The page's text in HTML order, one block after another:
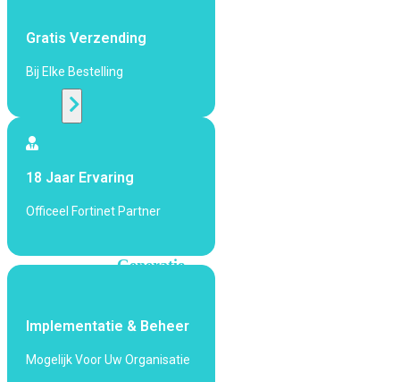
WiFi
Points
Generatie
Fi
Fi
Gratis Verzending
Bij Elke Bestelling
18 Jaar Ervaring
Officeel Fortinet Partner
Implementatie & Beheer
Mogelijk Voor Uw Organisatie